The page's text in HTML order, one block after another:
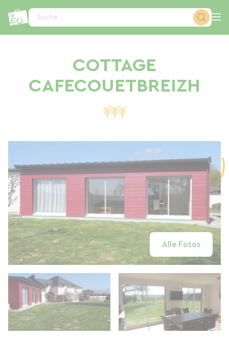
Suche...
COTTAGE
CAFECOUETBREIZH
Alle Fotos
Cookie-Einstellungen